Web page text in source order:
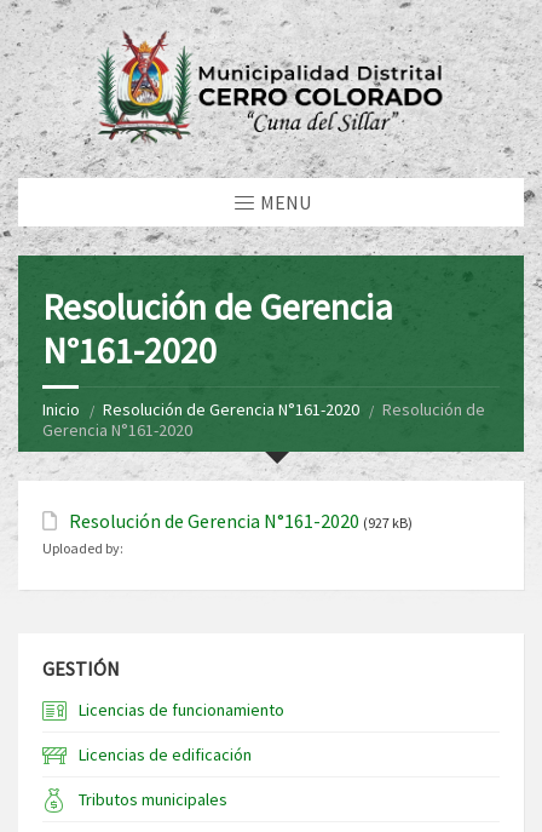
MENU
Resolución de Gerencia
N°161-2020
Inicio Resolución de Gerencia N°161-2020
Resolución de
Gerencia N°161-2020
Resolución de Gerencia N°161-2020 (927 kB)
Uploaded by:
GESTIÓN
Licencias de funcionamiento
Licencias de edificación
Tributos municipales